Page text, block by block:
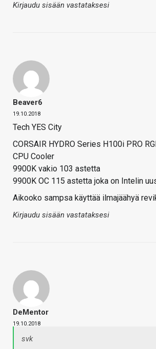
Kirjaudu sisään vastataksesi
Beaver6
19.10.2018
Tech YES City
CORSAIR HYDRO Series H100i PRO
CPU Cooler
9900K vakio 103 astetta
9900K OC 115 astetta joka on Intelin
Aikooko sampsa käyttää ilmajäähyä
Kirjaudu sisään vastataksesi
DeMentor
19.10.2018
svk